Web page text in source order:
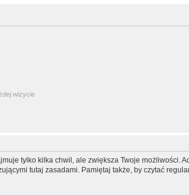
wizycie
tylko kilka chwil, ale zwiększa Twoje
tutaj zasadami. Pamiętaj także, by czytać